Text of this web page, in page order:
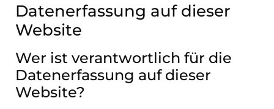
Datenerfassung auf dieser
Website
Wer ist verantwortlich für die
Datenerfassung auf dieser
Website?